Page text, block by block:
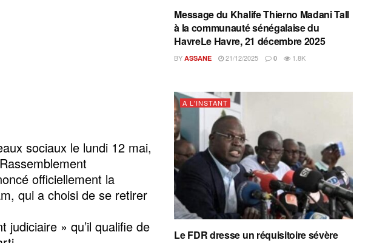
sociaux le lundi 12 mai,
officiellement la
qui a choisi de se retirer
judiciaire » qu’il qualifie de
A L'INSTANT
Message du Khalife Thierno Madani Tall
à la communauté sénégalaise du
HavreLe Havre, 21 décembre 2025
BY ASSANE 21/12/2025 0 1.8K
A L'INSTANT
Le FDR dresse un réquisitoire sévère